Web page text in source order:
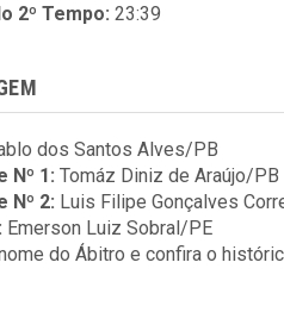
2º Tempo: 23:39
dos Santos Alves/PB
Nº 1: Tomáz Diniz de Araújo/PB
Nº 2: Luis Filipe Gonçalves
Emerson Luiz Sobral/PE
do Ábitro e confira o